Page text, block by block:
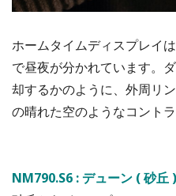
ホームタイムディスプレイ
で昼夜が分かれています。
却するかのように、外周リ
の晴れた空のようなコント
NM790.S6 : デューン ( 砂丘 )